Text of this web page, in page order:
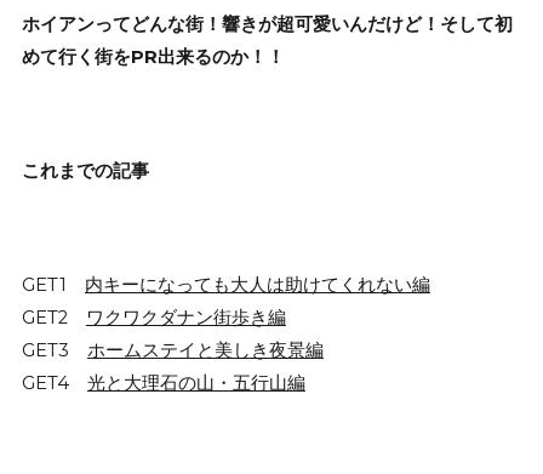
ホイアンってどんな街！響きが超可愛いんだけど！そして初
めて行く街をPR出来るのか！！
これまでの記事
GET1 内キーになっても大人は助けてくれない編
GET2
ワクワクダナン街歩き編
GET3 ホームステイと美しき夜景編
GET4 光と大理石の山・五行山編